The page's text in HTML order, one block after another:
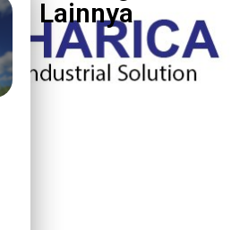
Lainnya